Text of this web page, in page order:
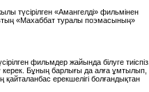
түсірілген «Амангелді» фильмінен
«Махаббат туралы поэмасының»
фильмдер жайында білуге тиіспіз.
керек. Бұның барлығы да алға ұмтылып,
қайталанбас ерекшелігі болғандықтан